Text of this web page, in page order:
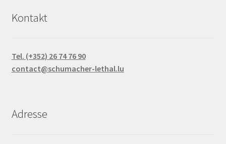
Kontakt
Tel. (+352) 26 74 76 90
contact@schumacher-lethal.lu
Adresse